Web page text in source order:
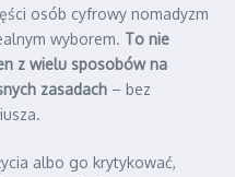
osób cyfrowy nomadyzm
wyborem. To nie
z wielu sposobów na
zasadach – bez
albo go krytykować,